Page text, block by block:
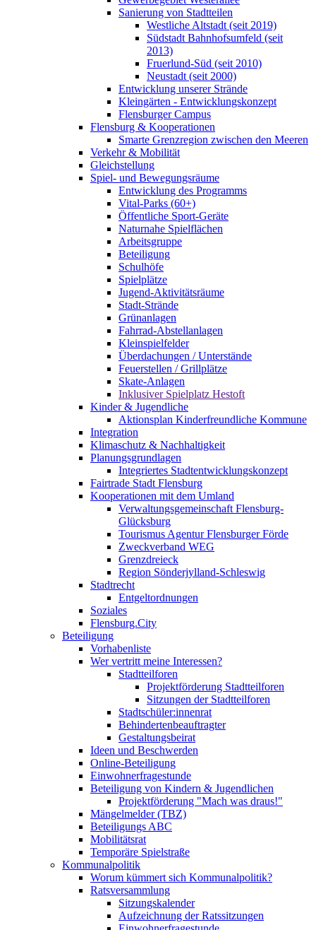
Sanierung von Stadtteilen
Westliche Altstadt (seit 2019)
Südstadt Bahnhofsumfeld (seit
2013)
Fruerlund-Süd (seit 2010)
Neustadt (seit 2000)
Entwicklung unserer Strände
Kleingärten - Entwicklungskonzept
Flensburger Campus
Flensburg & Kooperationen
Smarte Grenzregion zwischen den Meeren
Verkehr & Mobilität
Gleichstellung
Spiel- und Bewegungsräume
Entwicklung des Programms
Vital-Parks (60+)
Öffentliche Sport-Geräte
Naturnahe Spielflächen
Arbeitsgruppe
Beteiligung
Schulhöfe
Spielplätze
Jugend-Aktivitätsräume
Stadt-Strände
Grünanlagen
Fahrrad-Abstellanlagen
Kleinspielfelder
Überdachungen / Unterstände
Feuerstellen / Grillplätze
Skate-Anlagen
Inklusiver Spielplatz Hestoft
Kinder & Jugendliche
Aktionsplan Kinderfreundliche Kommune
Integration
Klimaschutz & Nachhaltigkeit
Planungsgrundlagen
Integriertes Stadtentwicklungskonzept
Fairtrade Stadt Flensburg
Kooperationen mit dem Umland
Verwaltungsgemeinschaft Flensburg-
Glücksburg
Tourismus Agentur Flensburger Förde
Zweckverband WEG
Grenzdreieck
Region Sönderjylland-Schleswig
Stadtrecht
Entgeltordnungen
Soziales
Flensburg.City
Beteiligung
Vorhabenliste
Wer vertritt meine Interessen?
Stadtteilforen
Projektförderung Stadtteilforen
Sitzungen der Stadtteilforen
Stadtschüler:innenrat
Behindertenbeauftragter
Gestaltungsbeirat
Ideen und Beschwerden
Online-Beteiligung
Einwohnerfragestunde
Beteiligung von Kindern & Jugendlichen
Projektförderung "Mach was draus!"
Mängelmelder (TBZ)
Beteiligungs ABC
Mobilitätsrat
Temporäre Spielstraße
Kommunalpolitik
Worum kümmert sich Kommunalpolitik?
Ratsversammlung
Sitzungskalender
Aufzeichnung der Ratssitzungen